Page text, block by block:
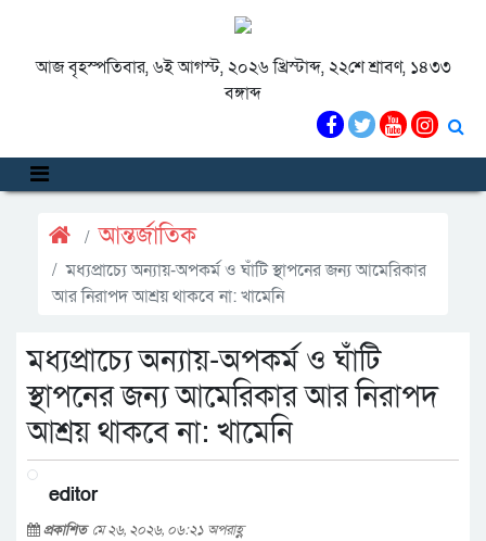
আজ বৃহস্পতিবার, ৬ই আগস্ট, ২০২৬ খ্রিস্টাব্দ, ২২শে শ্রাবণ, ১৪৩৩
বঙ্গাব্দ
আন্তর্জাতিক
মধ্যপ্রাচ্যে অন্যায়-অপকর্ম ও ঘাঁটি স্থাপনের জন্য আমেরিকার
আর নিরাপদ আশ্রয় থাকবে না: খামেনি
মধ্যপ্রাচ্যে অন্যায়-অপকর্ম ও ঘাঁটি
স্থাপনের জন্য আমেরিকার আর নিরাপদ
আশ্রয় থাকবে না: খামেনি
editor
প্রকাশিত মে ২৬, ২০২৬, ০৬:২১ অপরাহ্ণ